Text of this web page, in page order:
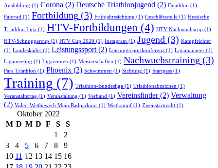
Ausbildung (1) Corona (2) Deutsche Triathlonjugend (2) Duathlon (1)
Fahrrad (1) Fortbildung (3) Frühjahrssichtung (1) Geschäftsstelle (1) Hessische
Triathlon Liga (1) HTV-Fortbildungen (4) HTV-Nachwuchscup (1)
HTV-Schnuppercup (1) HTV Cup 2020 (1) Instagram (1) Jugend (3) Kampfrichter
(1) Landeskader (1) Leistungssport(2) Leistungssportkonferenz (1) Ligamanager (1)
Ligameeting (1) Ligarennen (1) Meisterschaften (1) Nachwuchstraining (3)
Para Triathlon (1) Phoenix (2) Schwimmen (1) Sichtung (1) Startpass (1)
Training (7) Triathlon-Bundesliga (1) Triathlonabzeichen (1)
Veranstaltertag (1) Veranstaltung (1) Verband (1) Vereinsfinder(2) Verwaltung
(2) Video-Wettbewerb Mein Radparkour (1) Wettkampf (1) Zweitstartrecht (1)
Oktober 2022
M D M D F S
S
1
2
3
4 5 6 7 8
9
10 11 12 13 14 15 16